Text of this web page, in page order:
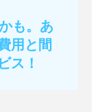
も。あ
用と間
ス！